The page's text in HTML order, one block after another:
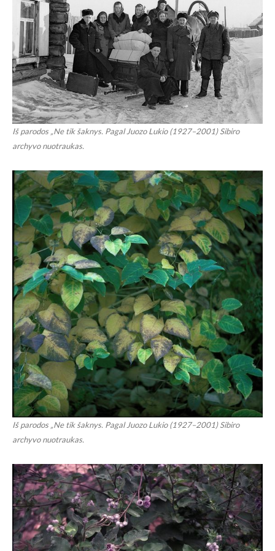
Iš parodos „Ne tik šaknys. Pagal Juozo Lukio (1927–2001) Sibiro
archyvo nuotraukas.
Iš parodos „Ne tik šaknys. Pagal Juozo Lukio (1927–2001) Sibiro
archyvo nuotraukas.